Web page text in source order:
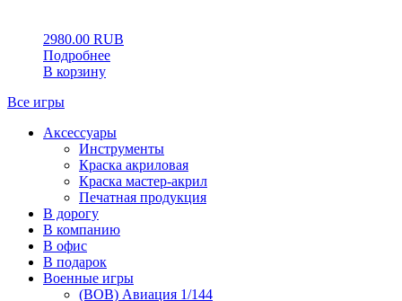
2980.00 RUB
Подробнее
В корзину
Все игры
Аксессуары
Инструменты
Краска акриловая
Краска мастер-акрил
Печатная продукция
В дорогу
В компанию
В офис
В подарок
Военные игры
(ВОВ) Авиация 1/144